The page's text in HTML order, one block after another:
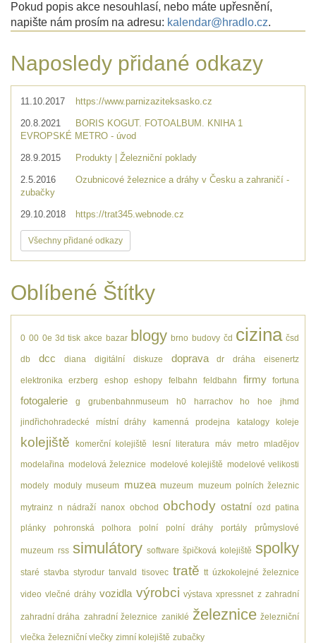
Pokud popis akce nesouhlasí, nebo máte upřesnění,
napište nám prosím na adresu: kalendar@hradlo.cz.
Naposledy přidané odkazy
11.10.2017 https://www.parnizaziteksasko.cz
20.8.2021
BORIS KOGUT. FOTOALBUM. KNIHA 1
EVROPSKÉ METRO - úvod
28.9.2015 Produkty | Železniční poklady
2.5.2016
Ozubnicové železnice a dráhy v Česku a zahraničí -
zubačky
29.10.2018 https://trat345.webnode.cz
Všechny přidané odkazy
Oblíbené Štítky
0 00 0e 3d tisk akce bazar blogy brno budovy čd cizina čsd
db dcc diana digitální diskuze doprava dr dráha eisenertz
elektronika erzberg eshop eshopy felbahn feldbahn firmy fortuna
fotogalerie g grubenbahnmuseum h0 harrachov ho hoe jhmd
jindřichohradecké místní dráhy kamenná prodejna katalogy koleje
kolejiště komerční kolejiště lesní literatura máv metro mladějov
modelařina modelová železnice modelové kolejiště modelové velikosti
modely moduly museum muzea muzeum muzeum polních železnic
mytrainz n nádraží nanox obchod obchody ostatní ozd patina
plánky pohronská polhora polní polní dráhy portály průmyslové
muzeum rss simulátory software špičková kolejiště spolky
staré stavba styrodur tanvald tisovec tratě tt úzkokolejné železnice
video vlečné dráhy vozidla výrobci výstava xpressnet z zahradní
zahradní dráha zahradní železnice zaniklé železnice železniční
vlečka železniční vlečky zimní kolejiště zubačky